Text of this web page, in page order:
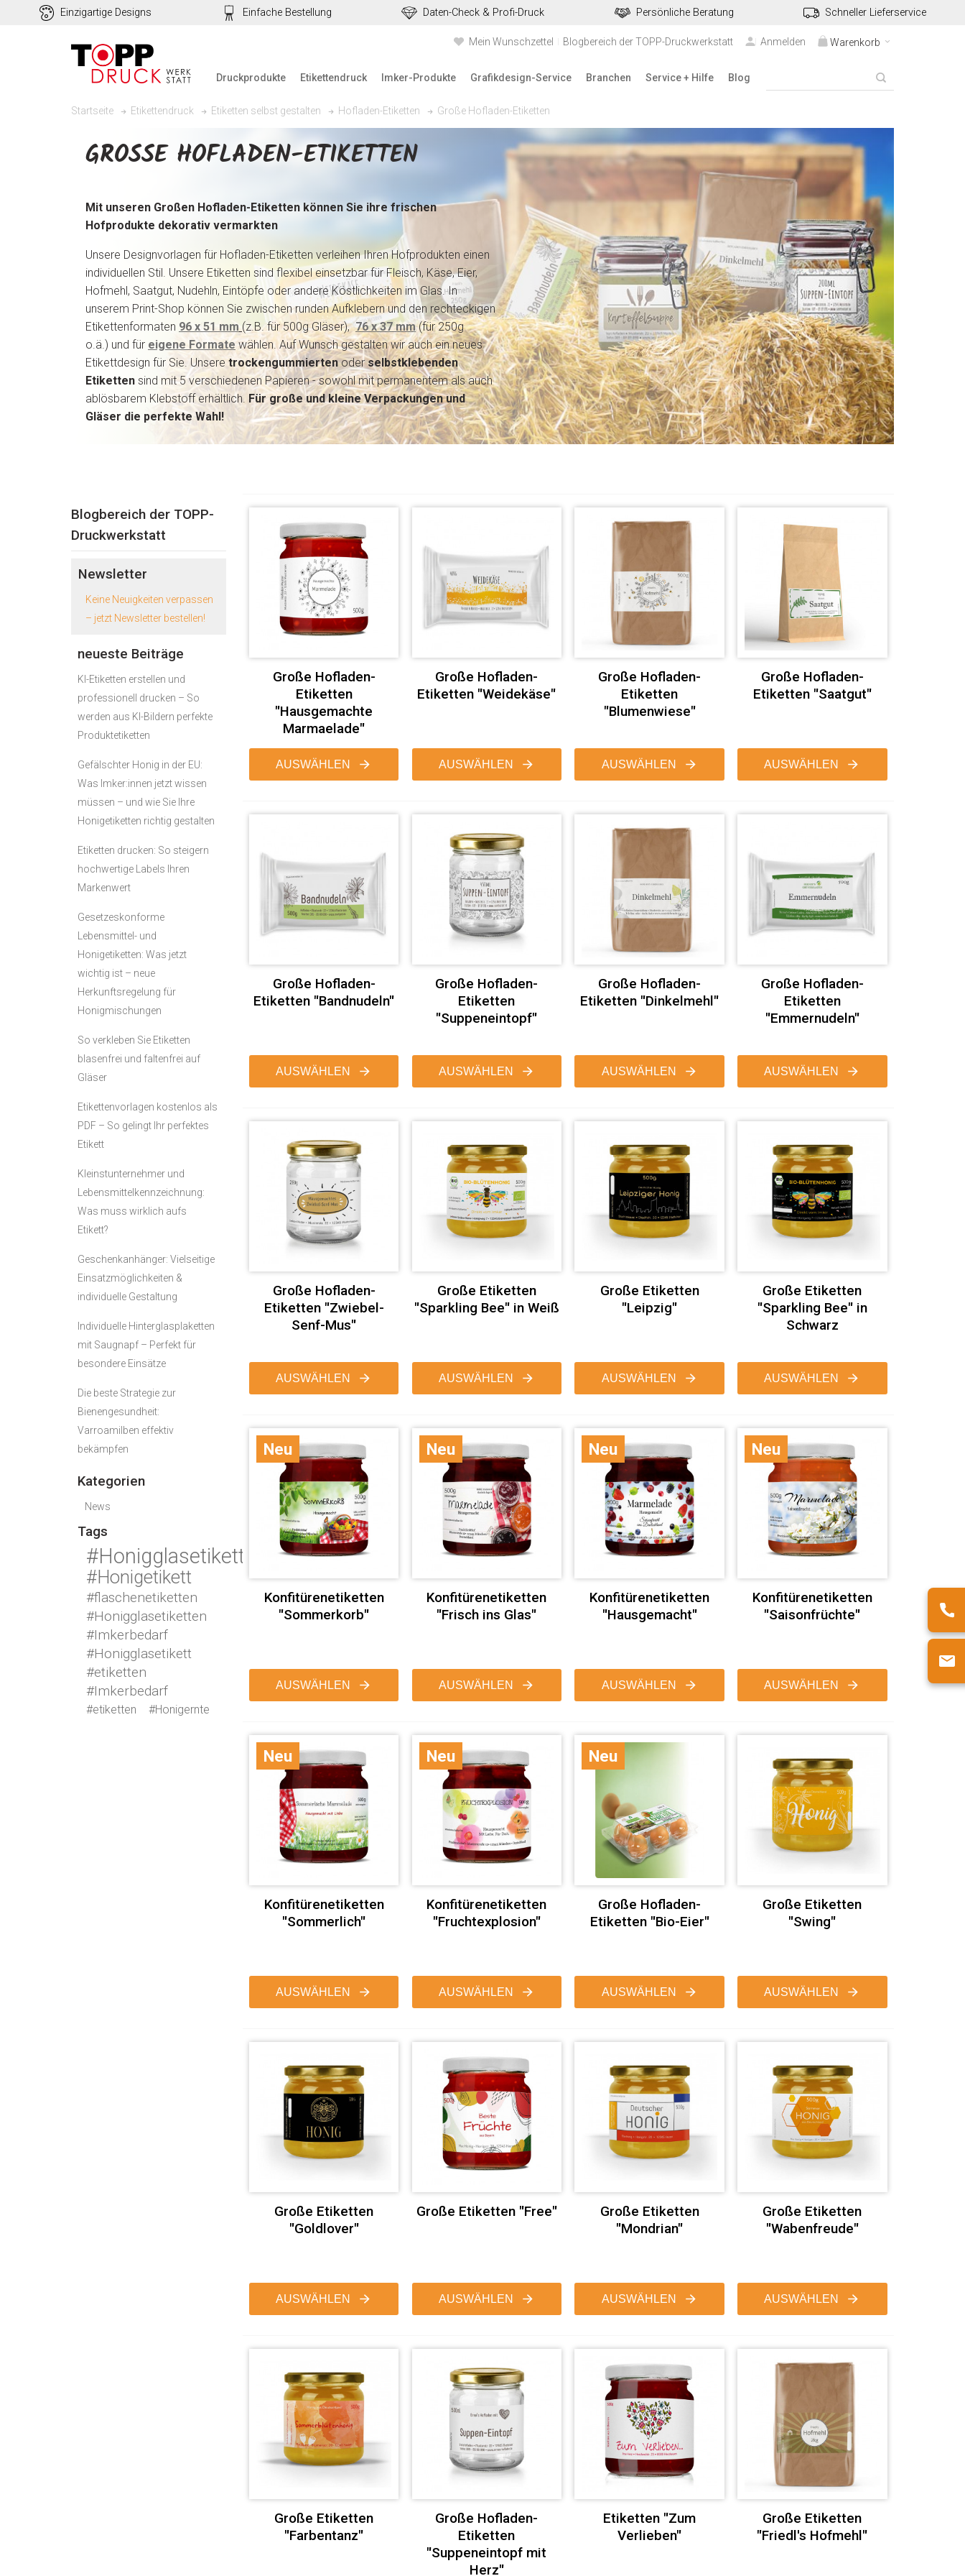
Einzigartige Designs Einfache Bestellung Daten-Check & Profi-Druck Persönliche Beratung Schneller Lieferservice
Warenkorb
Mein Wunschzettel Blogbereich der TOPP-Druckwerkstatt Anmelden
Druckprodukte Etikettendruck Imker-Produkte Grafikdesign-Service Branchen Service + Hilfe Blog
Startseite Etikettendruck Etiketten selbst gestalten Hofladen-Etiketten Große Hofladen-Etiketten
GROSSE HOFLADEN-ETIKETTEN
Mit unseren Großen Hofladen-Etiketten können Sie ihre frischen
Hofprodukte dekorativ vermarkten
Unsere Designvorlagen für Hofladen-Etiketten verleihen Ihren Hofprodukten einen
individuellen Stil. Unsere Etiketten sind flexibel einsetzbar für Fleisch, Käse, Eier,
Hofmehl, Saatgut, Nudehln, Eintöpfe oder andere Köstlichkeiten im Glas. In
unserem Print-Shop können Sie zwischen runden Aufklebern und den rechteckigen
Etikettenformaten 96 x 51 mm (z.B. für 500g Gläser), 76 x 37 mm(für 250g
o.ä.) und für eigene Formate wählen. Auf Wunsch gestalten wir auch ein neues
Etikettdesign für Sie. Unseretrockengummiertenoderselbstklebenden
Etiketten sind mit 5 verschiedenen Papieren - sowohl mit permanentem als auch
ablösbarem Klebstoff erhältlich. Für große und kleine Verpackungen und
Gläser die perfekte Wahl!
Große Hofladen-
Etiketten
"Hausgemachte
Marmaelade"
AUSWÄHLEN
Große Hofladen-
Etiketten "Weidekäse"
AUSWÄHLEN
Große Hofladen-
Etiketten
"Blumenwiese"
AUSWÄHLEN
Große Hofladen-
Etiketten "Saatgut"
AUSWÄHLEN
Große Hofladen-
Etiketten "Bandnudeln"
AUSWÄHLEN
Große Hofladen-
Etiketten
"Suppeneintopf"
AUSWÄHLEN
Große Hofladen-
Etiketten "Dinkelmehl"
AUSWÄHLEN
Große Hofladen-
Etiketten
"Emmernudeln"
AUSWÄHLEN
Große Hofladen-
Etiketten "Zwiebel-
Senf-Mus"
AUSWÄHLEN
Große Etiketten
"Sparkling Bee" in Weiß
AUSWÄHLEN
Große Etiketten
"Leipzig"
AUSWÄHLEN
Große Etiketten
"Sparkling Bee" in
Schwarz
AUSWÄHLEN
Neu
Konfitürenetiketten
"Sommerkorb"
AUSWÄHLEN
Neu
Konfitürenetiketten
"Frisch ins Glas"
AUSWÄHLEN
Neu
Konfitürenetiketten
"Hausgemacht"
AUSWÄHLEN
Neu
Konfitürenetiketten
"Saisonfrüchte"
AUSWÄHLEN
Neu
Konfitürenetiketten
"Sommerlich"
AUSWÄHLEN
Neu
Konfitürenetiketten
"Fruchtexplosion"
AUSWÄHLEN
Neu
Große Hofladen-
Etiketten "Bio-Eier"
AUSWÄHLEN
Große Etiketten
"Swing"
AUSWÄHLEN
Große Etiketten
"Goldlover"
AUSWÄHLEN
Große Etiketten "Free"
AUSWÄHLEN
Große Etiketten
"Mondrian"
AUSWÄHLEN
Große Etiketten
"Wabenfreude"
AUSWÄHLEN
Große Etiketten
"Farbentanz"
Große Hofladen-
Etiketten
"Suppeneintopf mit
Herz"
Etiketten "Zum
Verlieben"
Große Etiketten
"Friedl's Hofmehl"
Blogbereich der TOPP-
Druckwerkstatt
Newsletter
Keine Neuigkeiten verpassen
– jetzt Newsletter bestellen!
neueste Beiträge
KI-Etiketten erstellen und
professionell drucken – So
werden aus KI-Bildern perfekte
Produktetiketten
Gefälschter Honig in der EU:
Was Imker:innen jetzt wissen
müssen – und wie Sie Ihre
Honigetiketten richtig gestalten
Etiketten drucken: So steigern
hochwertige Labels Ihren
Markenwert
Gesetzeskonforme
Lebensmittel- und
Honigetiketten: Was jetzt
wichtig ist – neue
Herkunftsregelung für
Honigmischungen
So verkleben Sie Etiketten
blasenfrei und faltenfrei auf
Gläser
Etikettenvorlagen kostenlos als
PDF – So gelingt Ihr perfektes
Etikett
Kleinstunternehmer und
Lebensmittelkennzeichnung:
Was muss wirklich aufs
Etikett?
Geschenkanhänger: Vielseitige
Einsatzmöglichkeiten &
individuelle Gestaltung
Individuelle Hinterglasplaketten
mit Saugnapf – Perfekt für
besondere Einsätze
Die beste Strategie zur
Bienengesundheit:
Varroamilben effektiv
bekämpfen
Kategorien
News
Tags
#Honigglasetikett
#Honigetikett
#flaschenetiketten
#Honigglasetiketten
#Imkerbedarf
#Honigglasetikett
#etiketten
#Imkerbedarf
#etiketten #Honigernte